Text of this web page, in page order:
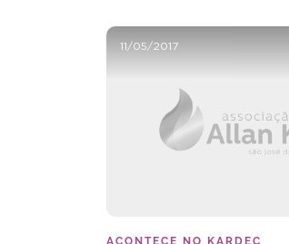
11/05/2017
ACONTECE NO KARDEC